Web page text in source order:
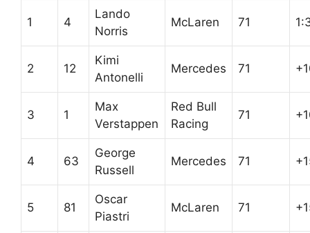
1 4
Lando
Norris
McLaren 71
2 12
Kimi
Antonelli
Mercedes 71
3 1
Max
Verstappen
Red Bull
Racing
71
4 63
George
Russell
Mercedes 71
5 81
Oscar
Piastri
McLaren 71